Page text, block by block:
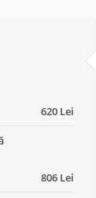
620 Lei
806 Lei